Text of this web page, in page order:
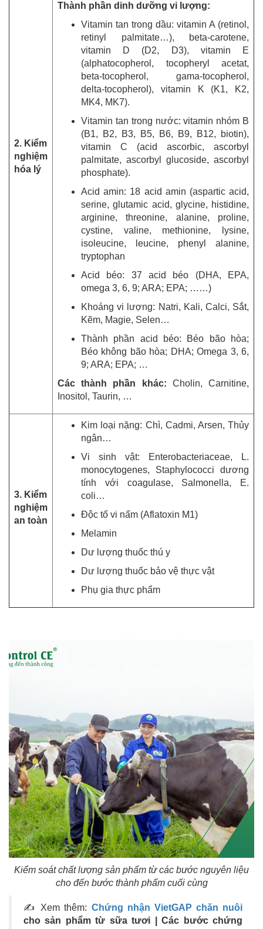
2. Kiểm
nghiệm
hóa lý
Thành phần dinh dưỡng vi lượng:
Vitamin tan trong dầu: vitamin A (retinol,
retinyl palmitate…), beta-carotene,
vitamin D (D2, D3), vitamin E
(alphatocopherol, tocopheryl acetat,
beta-tocopherol, gama-tocopherol,
delta-tocopherol), vitamin K (K1, K2,
MK4, MK7).
Vitamin tan trong nước: vitamin nhóm B
(B1, B2, B3, B5, B6, B9, B12, biotin),
vitamin C (acid ascorbic, ascorbyl
palmitate, ascorbyl glucoside, ascorbyl
phosphate).
Acid amin: 18 acid amin (aspartic acid,
serine, glutamic acid, glycine, histidine,
arginine, threonine, alanine, proline,
cystine, valine, methionine, lysine,
isoleucine, leucine, phenyl alanine,
tryptophan
Acid béo: 37 acid béo (DHA, EPA,
omega 3, 6, 9; ARA; EPA; ……)
Khoáng vi lượng: Natri, Kali, Calci, Sắt,
Kẽm, Magie, Selen…
Thành phần acid béo: Béo bão hòa;
Béo không bão hòa; DHA; Omega 3, 6,
9; ARA; EPA; …
Các thành phần khác: Cholin, Carnitine,
Inositol, Taurin, …
3. Kiểm
nghiệm
an toàn
Kim loại nặng: Chì, Cadmi, Arsen, Thủy
ngân…
Vi sinh vật: Enterobacteriaceae, L.
monocytogenes, Staphylococci dương
tính với coagulase, Salmonella, E.
coli…
Độc tố vi nấm (Aflatoxin M1)
Melamin
Dư lượng thuốc thú y
Dư lượng thuốc bảo vệ thực vật
Phụ gia thực phẩm
Kiểm soát chất lượng sản phẩm từ các bước nguyên liệu
cho đến bước thành phẩm cuối cùng
✍ Xem thêm: Chứng nhận VietGAP chăn nuôi
cho sản phẩm từ sữa tươi | Các bước chứng